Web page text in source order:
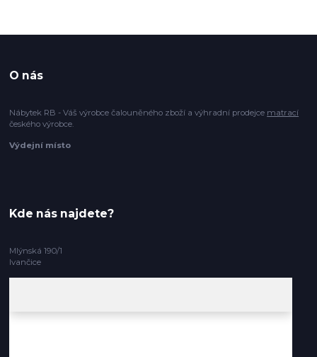
O nás
Nábytek RB - Váš výrobce čalouněného zboží a výhradní prodejce matrací
českého výrobce.
Výdejní místo
Kde nás najdete?
Mlýnská 190/1
Ivančice